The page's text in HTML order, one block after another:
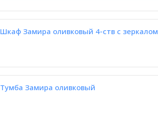
Шкаф Замира оливковый 4-ств с зеркалом
Тумба Замира оливковый